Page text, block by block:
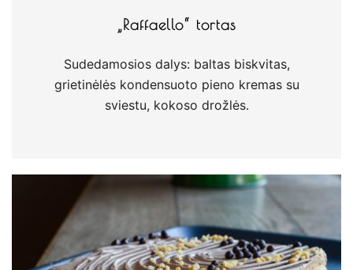
„Raffaello“ tortas
Sudedamosios dalys: baltas biskvitas,
grietinėlės kondensuoto pieno kremas su
sviestu, kokoso drožlės.